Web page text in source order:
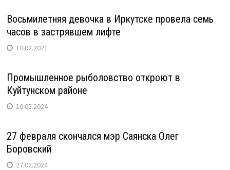
Восьмилетняя девочка в Иркутске провела семь
часов в застрявшем лифте
10.02.2021
Промышленное рыболовство откроют в
Куйтунском районе
10.05.2024
27 февраля скончался мэр Саянска Олег
Боровский
27.02.2024